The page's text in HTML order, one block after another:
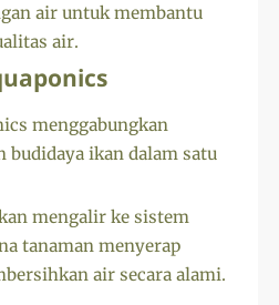
air untuk membantu
air.
menggabungkan
budidaya ikan dalam satu
mengalir ke sistem
tanaman menyerap
air secara alami.